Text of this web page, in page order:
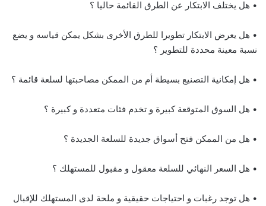
• هل يختلف الابتكار عن الطرق القائمة حاليا ؟
• هل يعرض الابتكار تطويرا للطرق الأخرى بشكل يمكن قياسه و يضع
نسبة معينة محددة للتطوير ؟
• هل إمكانية التصنيع بسيطة أم من الممكن مصاحبتها لسلعة قائمة ؟
• هل السوق المتوقعة كبيرة و تخدم فئات متعددة و كبيرة ؟
• هل من الممكن فتح أسواق جديدة للسلعة الجديدة ؟
• هل السعر النهائي للسلعة معقول و مقبول للمستهلك ؟
• هل توجد رغبات و احتياجات حقيقية و ملحة لدى المستهلك للإقبال